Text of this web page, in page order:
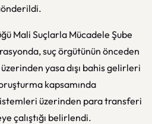
Mali Suçlarla Mücadele Şube
suç örgütünün önceden
yasa dışı bahis gelirleri
kapsamında
üzerinden para transferi
çalıştığı belirlendi.